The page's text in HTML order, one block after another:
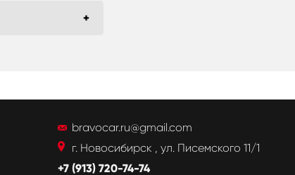
bravocar.ru@gmail.com
г. Новосибирск , ул. Писемского 11/1
+7 (913) 720-74-74